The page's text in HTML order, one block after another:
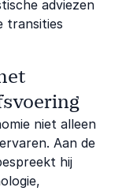
adviezen
transities
niet alleen
Aan de
hij